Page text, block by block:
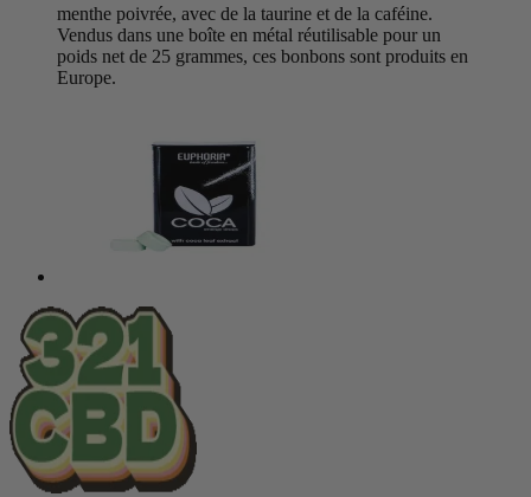
menthe poivrée, avec de la taurine et de la caféine.
Vendus dans une boîte en métal réutilisable pour un
poids net de 25 grammes, ces bonbons sont produits en
Europe.